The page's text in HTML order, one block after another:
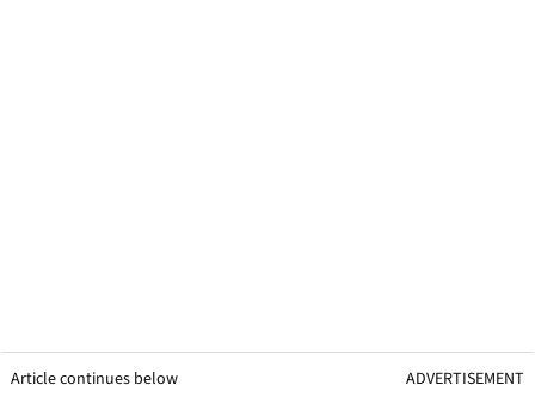
Article continues below ADVERTISEMENT